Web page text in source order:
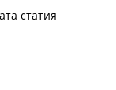
статия